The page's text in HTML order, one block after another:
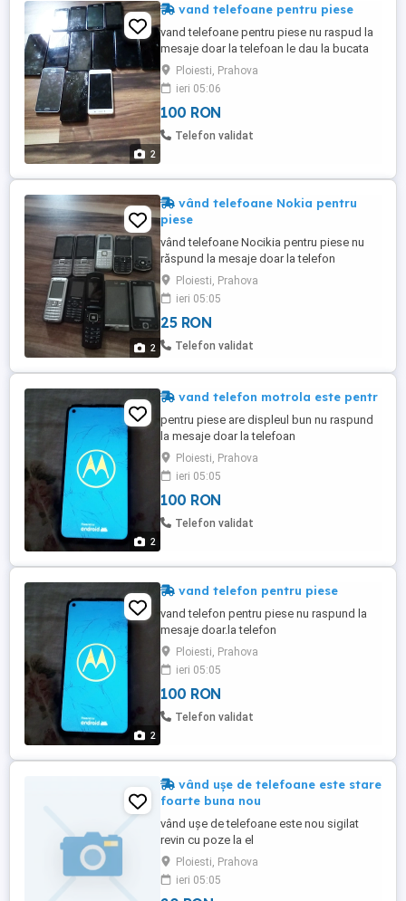
2
vand telefoane pentru piese
vand telefoane pentru piese nu raspud la
mesaje doar la telefoan le dau la bucata
Ploiesti, Prahova
ieri 05:06
100 RON
Telefon validat
2
vând telefoane Nokia pentru
piese
vând telefoane Nocikia pentru piese nu
răspund la mesaje doar la telefon
Ploiesti, Prahova
ieri 05:05
25 RON
Telefon validat
2
vand telefon motrola este pentr
pentru piese are displeul bun nu raspund
la mesaje doar la telefoan
Ploiesti, Prahova
ieri 05:05
100 RON
Telefon validat
2
vand telefon pentru piese
vand telefon pentru piese nu raspund la
mesaje doar.la telefon
Ploiesti, Prahova
ieri 05:05
100 RON
Telefon validat
vând ușe de telefoane este stare
foarte buna nou
vând ușe de telefoane este nou sigilat
revin cu poze la el
Ploiesti, Prahova
ieri 05:05